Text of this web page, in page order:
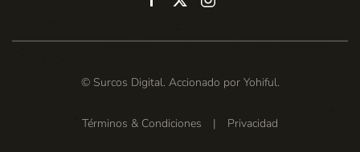
© Surcos Digital. Accionado por Yohiful.
Términos & Condiciones | Privacidad